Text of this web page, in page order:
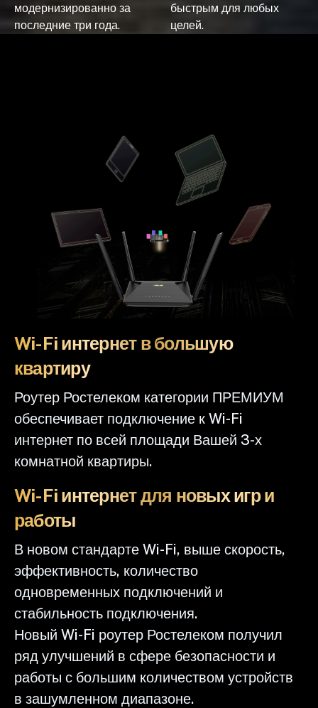
модернизированно за
последние три года.
быстрым для любых
целей.
Wi-Fi интернет в большую
квартиру
Роутер Ростелеком категории ПРЕМИУМ
обеспечивает подключение к Wi-Fi
интернет по всей площади Вашей 3-х
комнатной квартиры.
Wi-Fi интернет для новых игр и
работы
В новом стандарте Wi-Fi, выше скорость,
эффективность, количество
одновременных подключений и
стабильность подключения.
Новый Wi-Fi роутер Ростелеком получил
ряд улучшений в сфере безопасности и
работы с большим количеством устройств
в зашумленном диапазоне.